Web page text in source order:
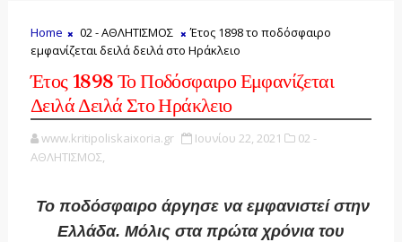
Home 02 - ΑΘΛΗΤΙΣΜΟΣ
Έτος 1898 το ποδόσφαιρο
εμφανίζεται δειλά δειλά στο Ηράκλειο
Έτος 1898 Το Ποδόσφαιρο Εμφανίζεται
Δειλά Δειλά Στο Ηράκλειο
www.kritipoliskaixoria.gr Ιουνίου 22, 2021
02 -
ΑΘΛΗΤΙΣΜΟΣ,
Το ποδόσφαιρο άργησε να εμφανιστεί στην
Ελλάδα. Μόλις στα πρώτα χρόνια του